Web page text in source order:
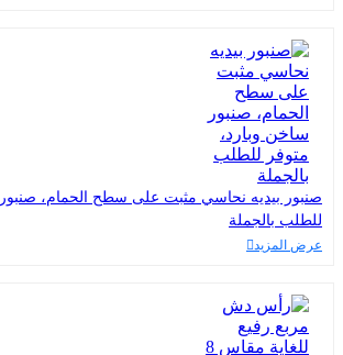
صنبور بيديه نحاسي مثبت على سطح الحمام، صنبور
للطلب بالجملة
عرض المزيد